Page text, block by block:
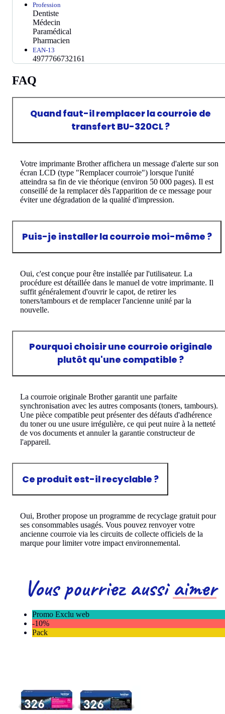
Profession
Dentiste
Médecin
Paramédical
Pharmacien
EAN-13
4977766732161
FAQ
Quand faut-il remplacer la courroie de
transfert BU-320CL ?
Votre imprimante Brother affichera un message d'alerte sur son
écran LCD (type "Remplacer courroie") lorsque l'unité
atteindra sa fin de vie théorique (environ 50 000 pages). Il est
conseillé de la remplacer dès l'apparition de ce message pour
éviter une dégradation de la qualité d'impression.
Puis-je installer la courroie moi-même ?
Oui, c'est conçue pour être installée par l'utilisateur. La
procédure est détaillée dans le manuel de votre imprimante. Il
suffit généralement d'ouvrir le capot, de retirer les
toners/tambours et de remplacer l'ancienne unité par la
nouvelle.
Pourquoi choisir une courroie originale
plutôt qu'une compatible ?
La courroie originale Brother garantit une parfaite
synchronisation avec les autres composants (toners, tambours).
Une pièce compatible peut présenter des défauts d'adhérence
du toner ou une usure irrégulière, ce qui peut nuire à la netteté
de vos documents et annuler la garantie constructeur de
l'appareil.
Ce produit est-il recyclable ?
Oui, Brother propose un programme de recyclage gratuit pour
ses consommables usagés. Vous pouvez renvoyer votre
ancienne courroie via les circuits de collecte officiels de la
marque pour limiter votre impact environnemental.
Vous pourriez aussiaimer
Promo Exclu web
-10%
Pack